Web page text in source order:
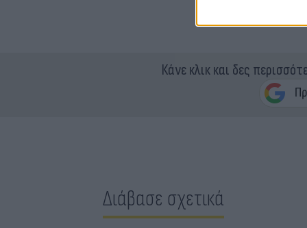
Κάνε κλικ και δες
Διάβασε σχετικά